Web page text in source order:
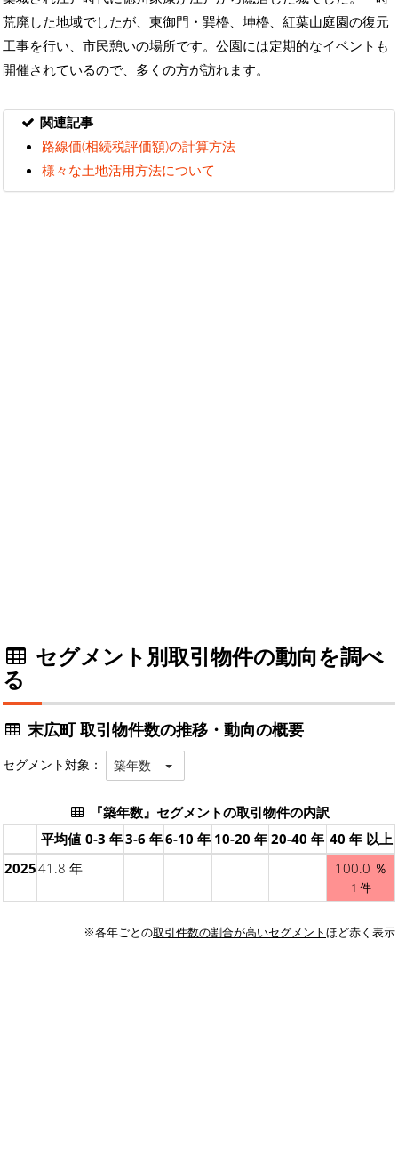
荒廃した地域でしたが、東御門・巽櫓、坤櫓、紅葉山庭園の復元
工事を行い、市民憩いの場所です。公園には定期的なイベントも
開催されているので、多くの方が訪れます。
関連記事
路線価(相続税評価額)の計算方法
様々な土地活用方法について
セグメント別取引物件の動向を調べ
る
末広町 取引物件数の推移・動向の概要
セグメント対象： 築年数
『築年数』セグメントの取引物件の内訳
平均値 0-3 年3-6 年6-10 年 10-20 年 20-40 年 40 年 以上
202541.8 年 100.0 ％
1 件
※各年ごとの取引件数の割合が高いセグメントほど赤く表示